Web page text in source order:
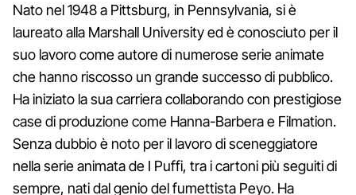
Nato nel 1948 a Pittsburg, in Pennsylvania, si è
laureato alla Marshall University ed è conosciuto per il
suo lavoro come autore di numerose serie animate
che hanno riscosso un grande successo di pubblico.
Ha iniziato la sua carriera collaborando con prestigiose
case di produzione come Hanna-Barbera e Filmation.
Senza dubbio è noto per il lavoro di sceneggiatore
nella serie animata de I Puffi, tra i cartoni più seguiti di
sempre, nati dal genio del fumettista Peyo. Ha